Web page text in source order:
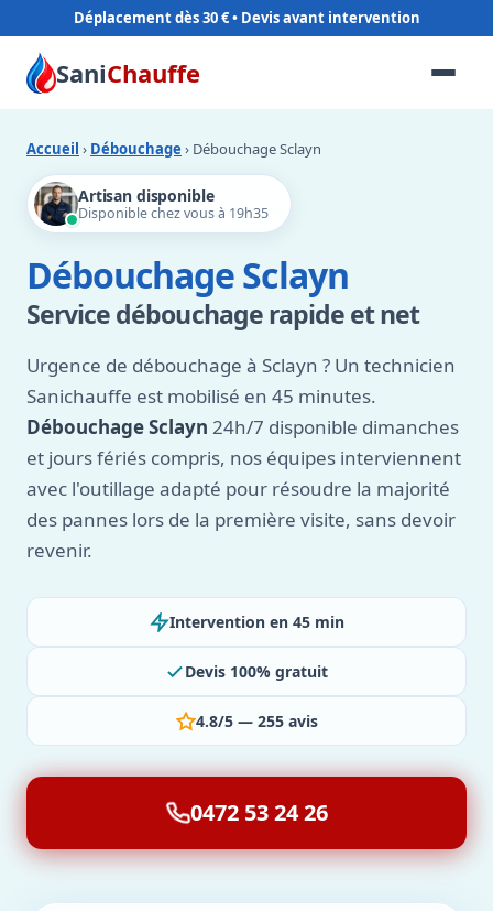
Déplacement dès 30 €
SaniChauffe
Accueil › Débouchage › Débouchage Sclayn
Artisan disponible
Disponible chez vous à 19h35
Débouchage Sclayn
Service débouchage rapide et net
Urgence de débouchage à Sclayn ? Un technicien
Sanichauffe est mobilisé en 45 minutes.
Débouchage Sclayn 24h/7 disponible dimanches
et jours fériés compris, nos équipes interviennent
avec l'outillage adapté pour résoudre la majorité
des pannes lors de la première visite, sans devoir
revenir.
Intervention en 45 min
Devis 100% gratuit
4.8/5 — 255 avis
0472 53 24 26